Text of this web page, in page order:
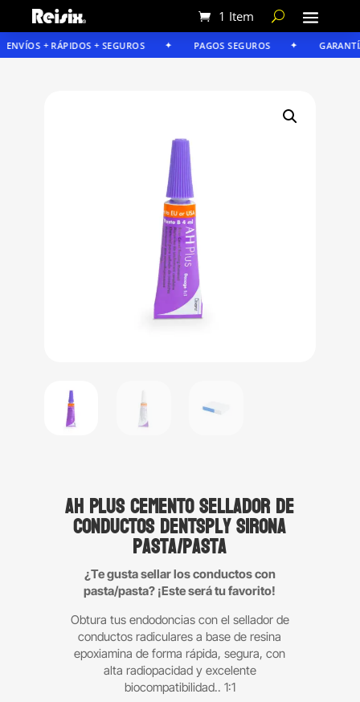
1 Item
+ RÁPIDOS + SEGUROS PAGOS SEGUROS
AH Plus cemento sellador de
conductos Dentsply Sirona
pasta/pasta
¿Te gusta sellar los conductos con
pasta/pasta? ¡Este será tu favorito!
Obtura tus endodoncias con el sellador de
conductos radiculares a base de resina
epoxiamina de forma rápida, segura, con
alta radiopacidad y excelente
biocompatibilidad.. 1:1